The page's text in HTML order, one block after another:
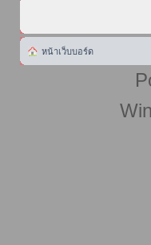
หน้าเว็บบอร์ด